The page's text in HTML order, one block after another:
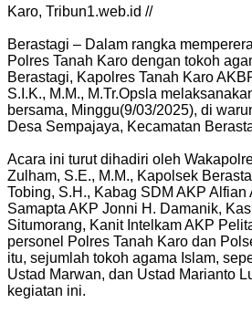
Karo, Tribun1.web.id //
Berastagi – Dalam rangka
Polres Tanah Karo dengan tokoh
Berastagi, Kapolres Tanah Karo
S.I.K., M.M., M.Tr.Opsla
bersama, Minggu(9/03/2025), di
Desa Sempajaya, Kecamatan
Acara ini turut dihadiri oleh
Zulham, S.E., M.M., Kapolsek
Tobing, S.H., Kabag SDM AKP Alfian
Samapta AKP Jonni H. Damanik,
Situmorang, Kanit Intelkam AKP
personel Polres Tanah Karo dan
itu, sejumlah tokoh agama Islam,
Ustad Marwan, dan Ustad Marianto
kegiatan ini.